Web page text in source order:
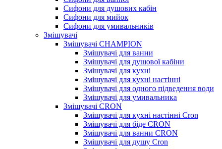
Сифони для душових кабін
Сифони для мийок
Сифони для умивальників
Змішувачі
Змішувачі CHAMPION
Змішувачі для ванни
Змішувачі для душової кабіни
Змішувачі для кухні
Змішувачі для кухні настінні
Змішувачі для одного підведення води
Змішувачі для умивальника
Змішувачі CRON
Змішувачі для кухні настінні Cron
Змішувачі для біде CRON
Змішувачі для ванни CRON
Змішувачі для душу Cron